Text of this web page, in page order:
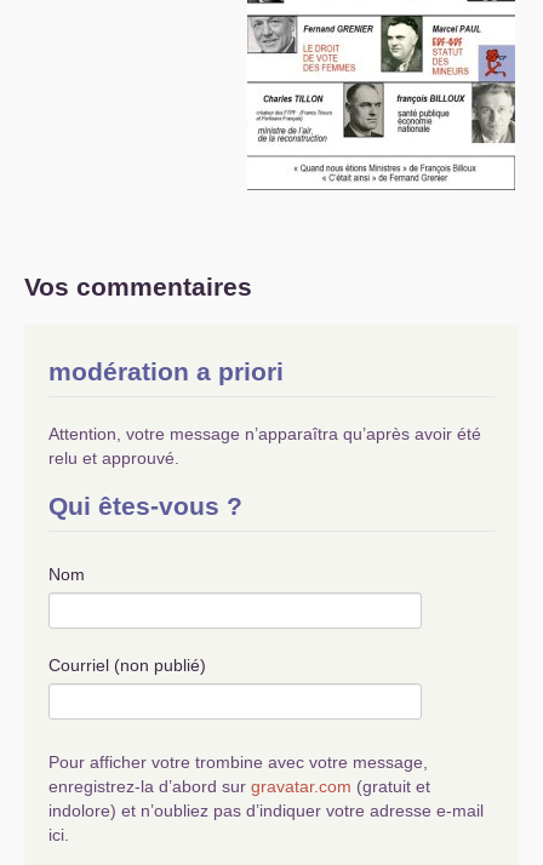
Vos commentaires
modération a priori
Attention, votre message n’apparaîtra qu’après avoir été
relu et approuvé.
Qui êtes-vous ?
Nom
Courriel (non publié)
Pour afficher votre trombine avec votre message,
enregistrez-la d’abord sur gravatar.com (gratuit et
indolore) et n’oubliez pas d’indiquer votre adresse e-mail
ici.